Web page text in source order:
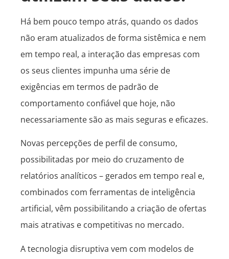
Há bem pouco tempo atrás, quando os dados
não eram atualizados de forma sistêmica e nem
em tempo real, a interação das empresas com
os seus clientes impunha uma série de
exigências em termos de padrão de
comportamento confiável que hoje, não
necessariamente são as mais seguras e eficazes.
Novas percepções de perfil de consumo,
possibilitadas por meio do cruzamento de
relatórios analíticos – gerados em tempo real e,
combinados com ferramentas de inteligência
artificial, vêm possibilitando a criação de ofertas
mais atrativas e competitivas no mercado.
A tecnologia disruptiva vem com modelos de